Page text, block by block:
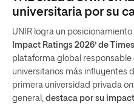
universitaria por su
UNIR logra un posicionamiento
Impact Ratings 2026’ de
plataforma global responsable
universitarios más influyentes
primera universidad privada
general, destaca por su